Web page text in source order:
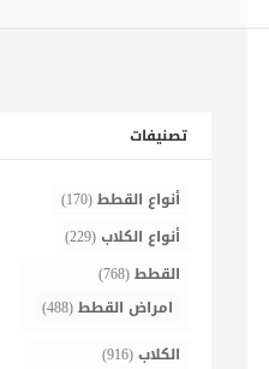
تصنيفات
أنواع القطط(170)
أنواع الكلاب(229)
القطط(768)
امراض القطط(488)
الكلاب(916)